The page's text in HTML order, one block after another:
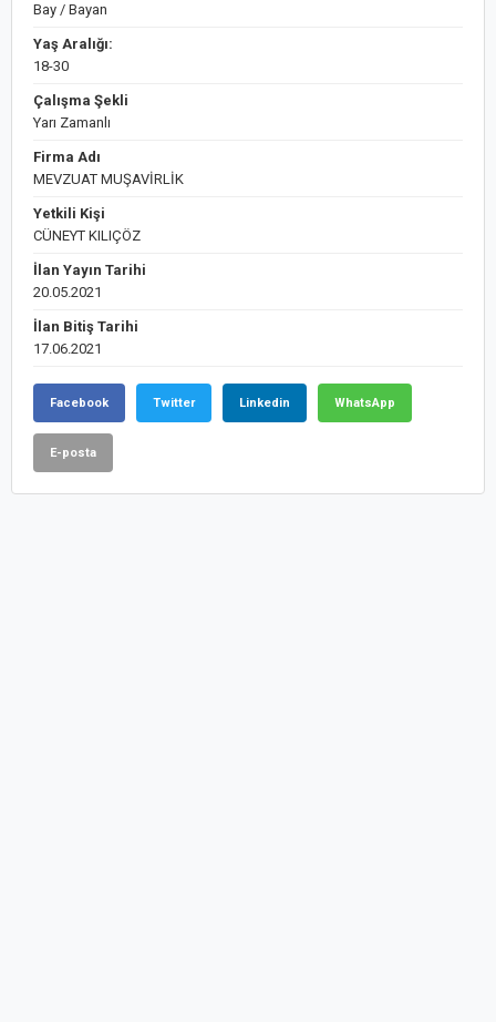
Bay / Bayan
Yaş Aralığı:
18-30
Çalışma Şekli
Yarı Zamanlı
Firma Adı
MEVZUAT MUŞAVİRLİK
Yetkili Kişi
CÜNEYT KILIÇÖZ
İlan Yayın Tarihi
20.05.2021
İlan Bitiş Tarihi
17.06.2021
Facebook Twitter Linkedin WhatsApp
E-posta